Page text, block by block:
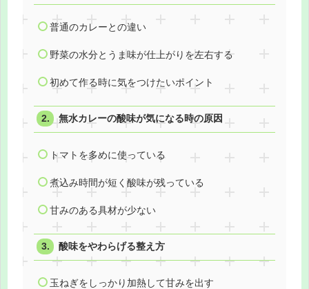
普通のカレーとの違い
野菜の水分とうま味が仕上がりを左右する
初めて作る時に気をつけたいポイント
無水カレーの酸味が気になる時の原因
トマトを多めに使っている
煮込み時間が短く酸味が残っている
甘みのある具材が少ない
酸味をやわらげる整え方
玉ねぎをしっかり加熱して甘みを出す